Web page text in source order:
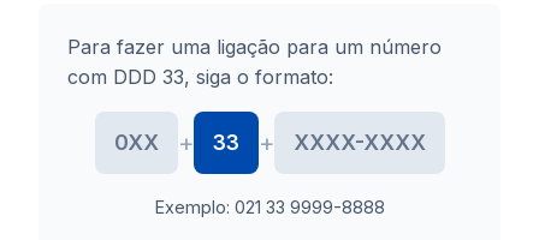
Para fazer uma ligação para um número
com DDD 33, siga o formato:
0XX + 33 + XXXX-XXXX
Exemplo: 021 33 9999-8888